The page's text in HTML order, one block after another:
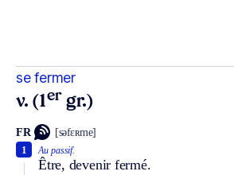
se fermer
v. (1er gr.)
FR [səfɛʀme]
Au passif.
Être, devenir fermé.
1